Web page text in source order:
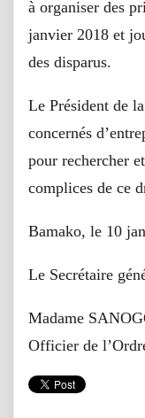
à organiser des
janvier 2018 et
des disparus.
Le Président de
concernés
pour rechercher
complices de ce
Bamako, le 10
Le Secrétaire
Madame
Officier de